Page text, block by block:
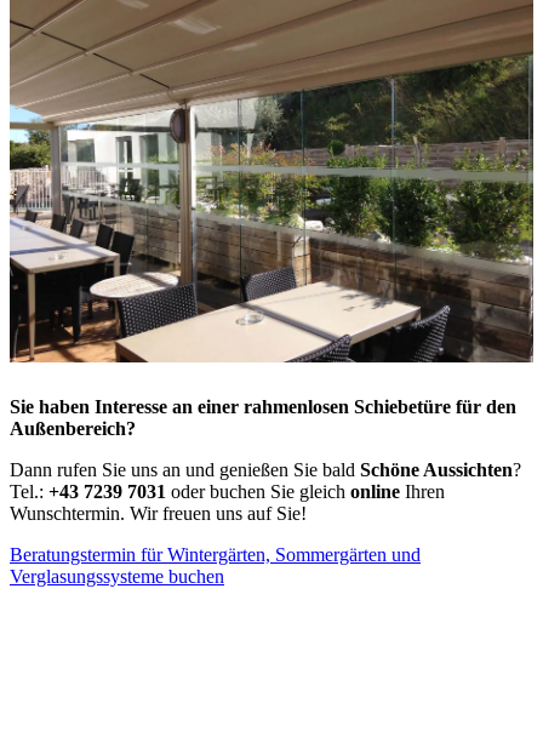
Sie haben Interesse an einer rahmenlosen Schiebetüre für den
Außenbereich?
Dann rufen Sie uns an und genießen Sie bald Schöne Aussichten?
Tel.: +43 7239 7031 oder buchen Sie gleich online Ihren
Wunschtermin. Wir freuen uns auf Sie!
Beratungstermin für Wintergärten, Sommergärten und
Verglasungssysteme buchen